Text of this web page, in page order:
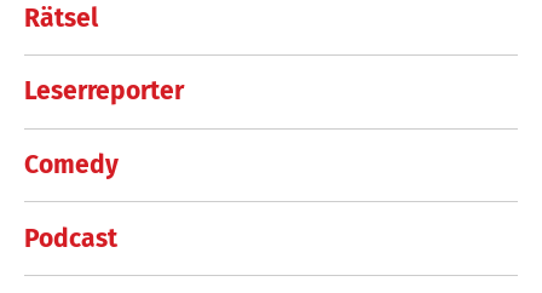
Rätsel
Leserreporter
Comedy
Podcast